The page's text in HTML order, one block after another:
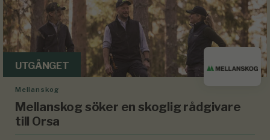
UTGÅNGET
Mellanskog
Mellanskog söker en skoglig rådgivare
till Orsa